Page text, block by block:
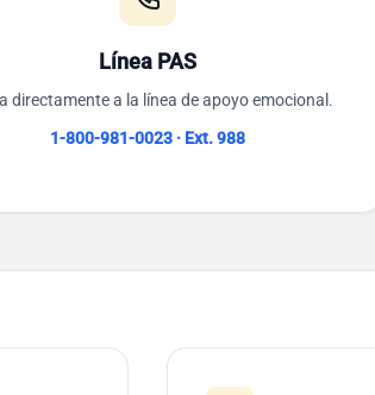
Línea PAS
directamente a la línea de apoyo emocional.
1-800-981-0023 · Ext. 988